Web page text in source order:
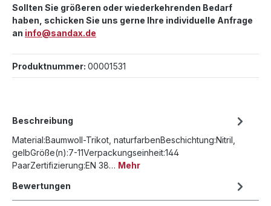
Sollten Sie größeren oder wiederkehrenden Bedarf
haben, schicken Sie uns gerne Ihre individuelle Anfrage
an info@sandax.de
Produktnummer: 00001531
Beschreibung
Material:Baumwoll-Trikot, naturfarbenBeschichtung:Nitril,
gelbGröße(n):7-11Verpackungseinheit:144
PaarZertifizierung:EN 38… Mehr
Bewertungen